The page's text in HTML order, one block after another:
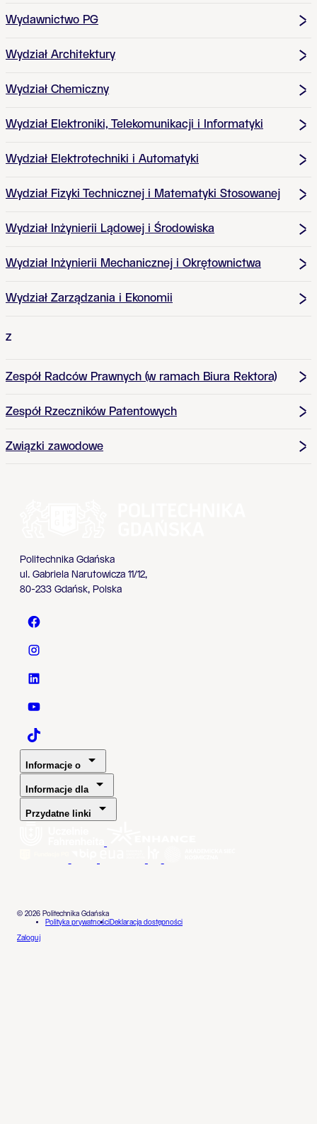
Wydawnictwo PG
Wydział Architektury
Wydział Chemiczny
Wydział Elektroniki, Telekomunikacji i Informatyki
Wydział Elektrotechniki i Automatyki
Wydział Fizyki Technicznej i Matematyki Stosowanej
Wydział Inżynierii Lądowej i Środowiska
Wydział Inżynierii Mechanicznej i Okrętownictwa
Wydział Zarządzania i Ekonomii
Z
Zespół Radców Prawnych (w ramach Biura Rektora)
Zespół Rzeczników Patentowych
Związki zawodowe
Politechnika Gdańska
ul. Gabriela Narutowicza 11/12,
80-233 Gdańsk, Polska
Politechnika Gdańska - Facebook
Politechnika Gdańska - Instagram
Politechnika Gdańska - LinkedIn
Politechnika Gdańska - YouTube
Politechnika Gdańska - TaikTok
Informacje o
Informacje dla
Przydatne linki
© 2026 Politechnika Gdańska
Polityka prywatnościDeklaracja dostępności
Zaloguj